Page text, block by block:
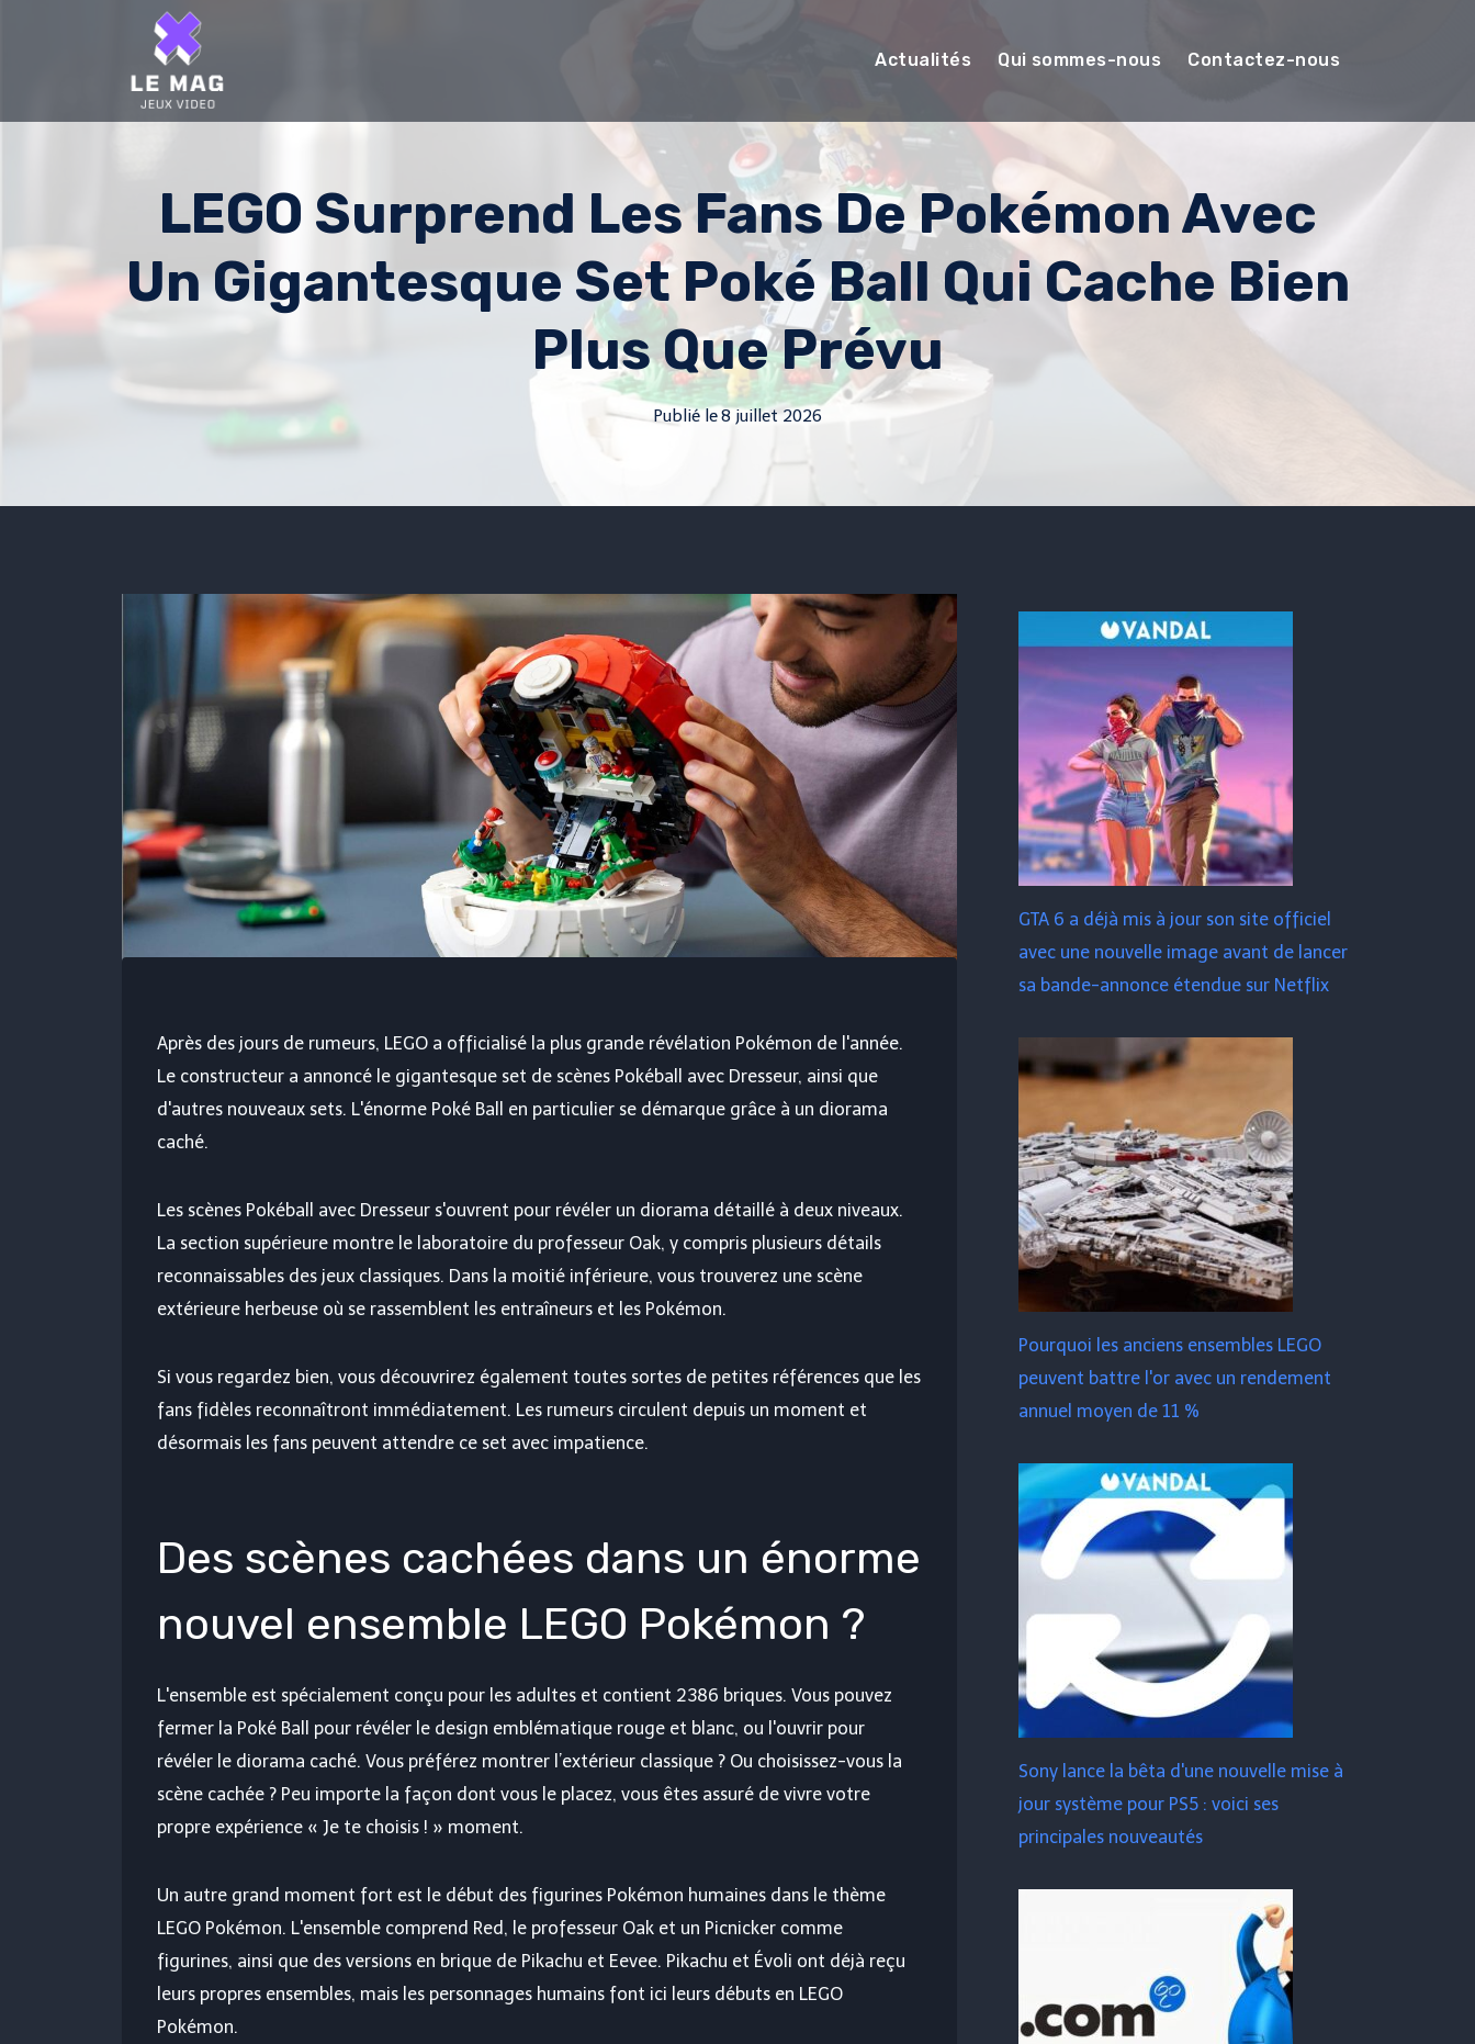
Actualités Qui sommes-nous Contactez-nous
LEGO Surprend Les Fans De Pokémon Avec
Un Gigantesque Set Poké Ball Qui Cache Bien
Plus Que Prévu
Publié le8 juillet 2026
Après des jours de rumeurs, LEGO a officialisé la plus grande révélation Pokémon de l'année.
Le constructeur a annoncé le gigantesque set de scènes Pokéball avec Dresseur, ainsi que
d'autres nouveaux sets. L'énorme Poké Ball en particulier se démarque grâce à un diorama
caché.
Les scènes Pokéball avec Dresseur s'ouvrent pour révéler un diorama détaillé à deux niveaux.
La section supérieure montre le laboratoire du professeur Oak, y compris plusieurs détails
reconnaissables des jeux classiques. Dans la moitié inférieure, vous trouverez une scène
extérieure herbeuse où se rassemblent les entraîneurs et les Pokémon.
Si vous regardez bien, vous découvrirez également toutes sortes de petites références que les
fans fidèles reconnaîtront immédiatement. Les rumeurs circulent depuis un moment et
désormais les fans peuvent attendre ce set avec impatience.
Des scènes cachées dans un énorme
nouvel ensemble LEGO Pokémon ?
L'ensemble est spécialement conçu pour les adultes et contient 2386 briques. Vous pouvez
fermer la Poké Ball pour révéler le design emblématique rouge et blanc, ou l'ouvrir pour
révéler le diorama caché. Vous préférez montrer l’extérieur classique ? Ou choisissez-vous la
scène cachée ? Peu importe la façon dont vous le placez, vous êtes assuré de vivre votre
propre expérience « Je te choisis ! » moment.
Un autre grand moment fort est le début des figurines Pokémon humaines dans le thème
LEGO Pokémon. L'ensemble comprend Red, le professeur Oak et un Picnicker comme
figurines, ainsi que des versions en brique de Pikachu et Eevee. Pikachu et Évoli ont déjà reçu
leurs propres ensembles, mais les personnages humains font ici leurs débuts en LEGO
Pokémon.
GTA 6 a déjà mis à jour son site officiel
avec une nouvelle image avant de lancer
sa bande-annonce étendue sur Netflix
Pourquoi les anciens ensembles LEGO
peuvent battre l'or avec un rendement
annuel moyen de 11 %
Sony lance la bêta d'une nouvelle mise à
jour système pour PS5 : voici ses
principales nouveautés